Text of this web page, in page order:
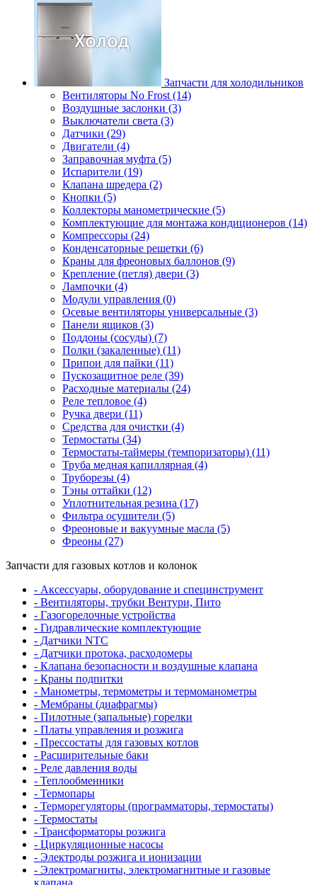
Запчасти для холодильников
Вентиляторы No Frost (14)
Воздушные заслонки (3)
Выключатели света (3)
Датчики (29)
Двигатели (4)
Заправочная муфта (5)
Испарители (19)
Клапана шредера (2)
Кнопки (5)
Коллекторы манометрические (5)
Комплектующие для монтажа кондиционеров (14)
Компрессоры (24)
Конденсаторные решетки (6)
Краны для фреоновых баллонов (9)
Крепление (петля) двери (3)
Лампочки (4)
Модули управления (0)
Осевые вентиляторы универсальные (3)
Панели ящиков (3)
Поддоны (сосуды) (7)
Полки (закаленные) (11)
Припои для пайки (11)
Пускозащитное реле (39)
Расходные материалы (24)
Реле тепловое (4)
Ручка двери (11)
Средства для очистки (4)
Термостаты (34)
Термостаты-таймеры (темпоризаторы) (11)
Труба медная капиллярная (4)
Труборезы (4)
Тэны оттайки (12)
Уплотнительная резина (17)
Фильтра осушители (5)
Фреоновые и вакуумные масла (5)
Фреоны (27)
Запчасти для газовых котлов и колонок
- Аксессуары, оборудование и специнструмент
- Вентиляторы, трубки Вентури, Пито
- Газогорелочные устройства
- Гидравлические комплектующие
- Датчики NTC
- Датчики протока, расходомеры
- Клапана безопасности и воздушные клапана
- Краны подпитки
- Манометры, термометры и термоманометры
- Мембраны (диафрагмы)
- Пилотные (запальные) горелки
- Платы управления и розжига
- Прессостаты для газовых котлов
- Расширительные баки
- Реле давления воды
- Теплообменники
- Термопары
- Терморегуляторы (программаторы, термостаты)
- Термостаты
- Трансформаторы розжига
- Циркуляционные насосы
- Электроды розжига и ионизации
- Электромагниты, электромагнитные и газовые
клапана